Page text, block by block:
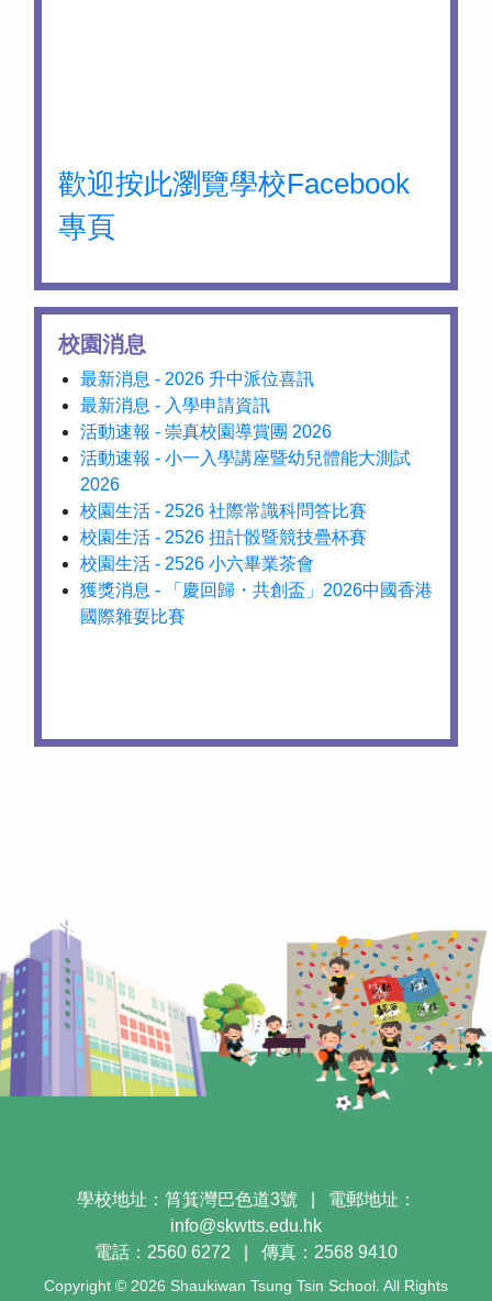
歡迎按此瀏覽學校Facebook
專頁
校園消息
最新消息 - 2026 升中派位喜訊
最新消息 - 入學申請資訊
活動速報 - 崇真校園導賞團 2026
活動速報 - 小一入學講座暨幼兒體能大測試
2026
校園生活 - 2526 社際常識科問答比賽
校園生活 - 2526 扭計骰暨競技疊杯賽
校園生活 - 2526 小六畢業茶會
獲獎消息 - 「慶回歸・共創盃」2026中國香港
國際雜耍比賽
學校地址：筲箕灣巴色道3號
電郵地址：
info@skwtts.edu.hk
電話：2560 6272
傳真：2568 9410
Copyright © 2026 Shaukiwan Tsung Tsin School. All Rights